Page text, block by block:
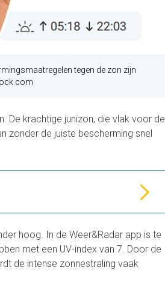
tegen de zon zijn
De krachtige junizon, die vlak voor de
zonder de juiste bescherming snel
hoog. In de Weer&Radar app is te
met een UV-index van 7. Door de
de intense zonnestraling vaak